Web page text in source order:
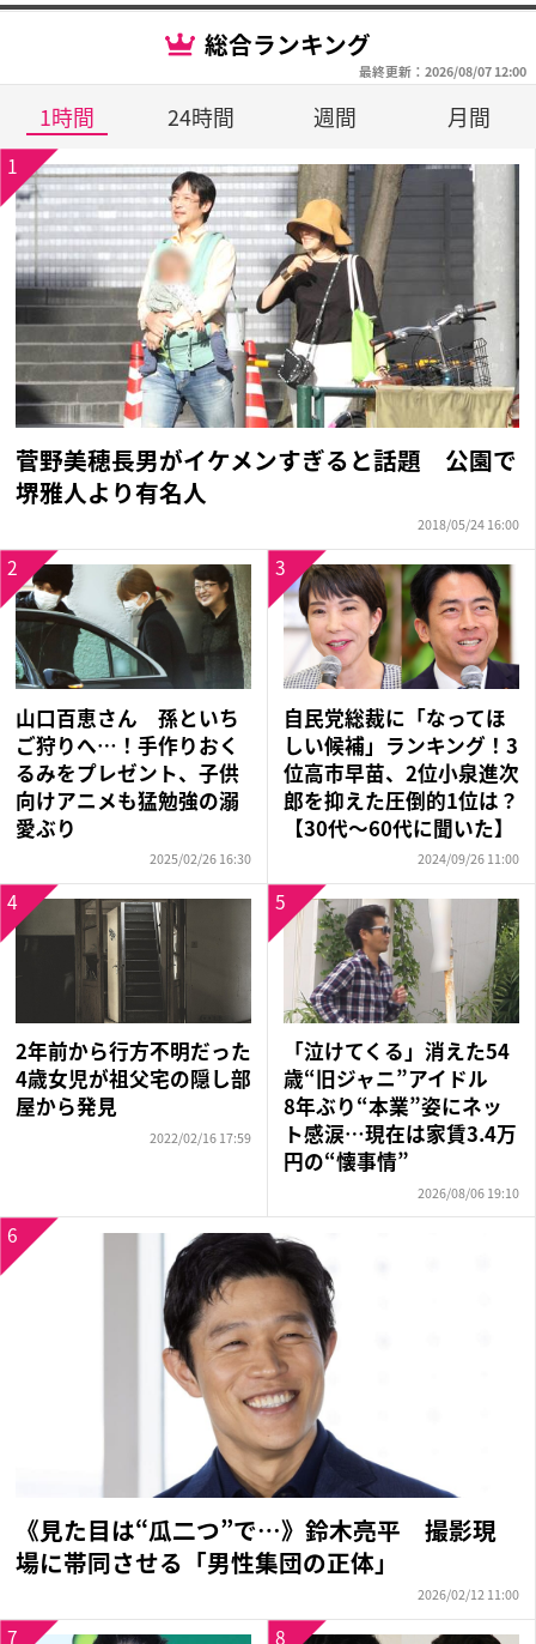
総合ランキング
最終更新：2026/08/07 12:00
1時間 24時間 週間 月間
菅野美穂長男がイケメンすぎると話題 公園で
堺雅人より有名人
2018/05/24 16:00
1
山口百恵さん 孫といち
ご狩りへ…！手作りおく
るみをプレゼント、子供
向けアニメも猛勉強の溺
愛ぶり
2025/02/26 16:30
2
自民党総裁に「なってほ
しい候補」ランキング！3
位高市早苗、2位小泉進次
郎を抑えた圧倒的1位は？
【30代〜60代に聞いた】
2024/09/26 11:00
3
2年前から行方不明だった
4歳女児が祖父宅の隠し部
屋から発見
2022/02/16 17:59
4
「泣けてくる」消えた54
歳“旧ジャニ”アイドル
8年ぶり“本業”姿にネッ
ト感涙…現在は家賃3.4万
円の“懐事情”
2026/08/06 19:10
5
《見た目は“瓜二つ”で…》鈴木亮平 撮影現
場に帯同させる「男性集団の正体」
2026/02/12 11:00
6
7 8